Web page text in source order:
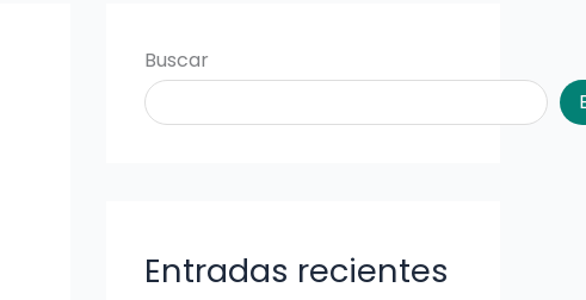
Buscar
Entradas recientes